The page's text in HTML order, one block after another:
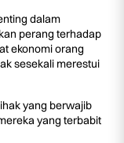
dalam
perang terhadap
ekonomi orang
sesekali merestui
yang berwajib
yang terbabit